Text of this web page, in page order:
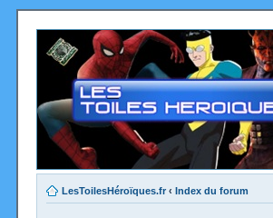
LesToilesHéroïques.fr ‹ Index du forum